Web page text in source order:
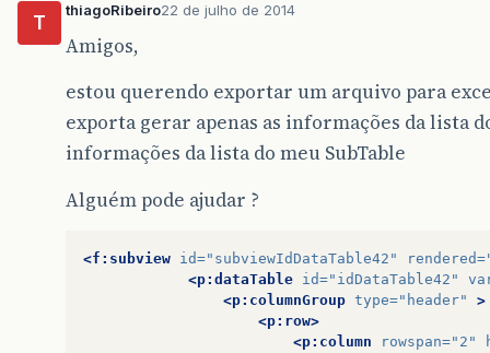
T
thiagoRibeiro22 de julho de 2014
Amigos,
estou querendo exportar um arquivo para
exporta gerar apenas as informações da lista
informações da lista do meu SubTable
Alguém pode ajudar ?
<f:subview id="subviewIdDataTable42" rendered=
<p:dataTable id="idDataTable42"
<p:columnGroup type="header"
>
<p:row>
<p:column
rowspan="2"